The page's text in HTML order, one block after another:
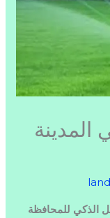
الذكي للمحافظة